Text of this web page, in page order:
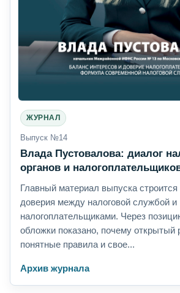
ЖУРНАЛ
Выпуск №14
Влада Пустовалова: диалог
органов и
Главный материал выпуска строится
доверия между налоговой службой и
налогоплательщиками. Через
обложки показано, почему открытый
понятные правила и свое...
Архив журнала